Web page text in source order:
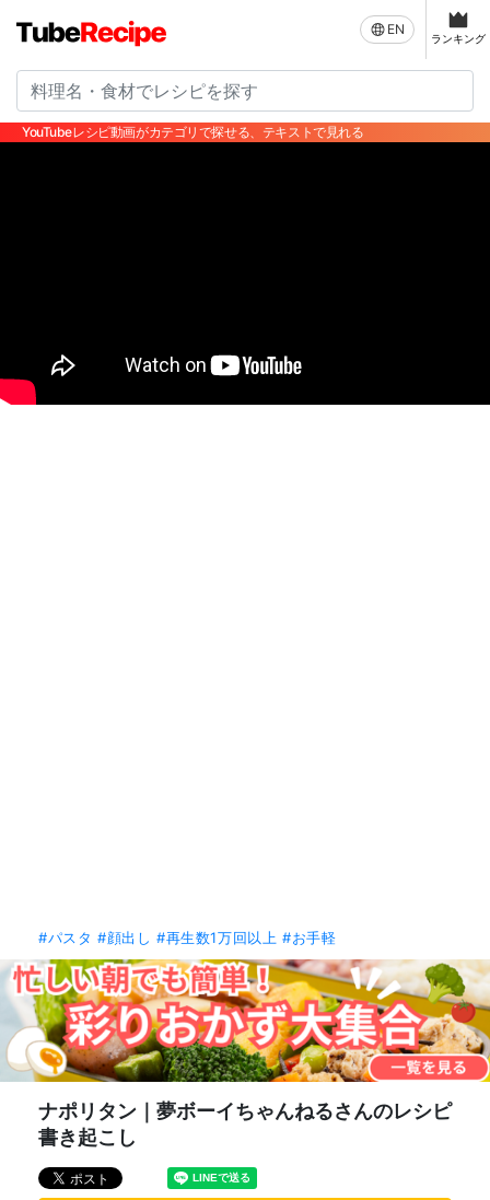
EN
ランキング
YouTubeレシピ動画がカテゴリで探せる、テキストで見れる
#パスタ #顔出し #再生数1万回以上 #お手軽
ナポリタン｜夢ボーイちゃんねるさんのレシピ
書き起こし